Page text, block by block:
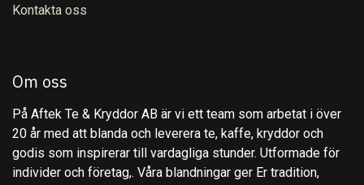
Kontakta oss
Om oss
På Aftek Te & Kryddor AB är vi ett team som arbetat i över
20 år med att blanda och leverera te, kaffe, kryddor och
godis som inspirerar till vardagliga stunder. Utformade för
individer och företag,. Våra blandningar ger Er tradition,